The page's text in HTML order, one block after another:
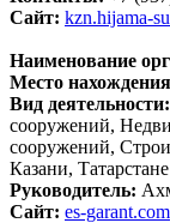
Сайт: kzn.hijama-
Наименование
Место
Вид деятельности:
сооружений,
сооружений,
Казани,
Руководитель:
Сайт: es-garant.com